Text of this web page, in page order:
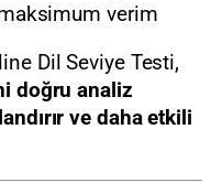
verim
Dil Seviye Testi,
doğru analiz
ve daha etkili